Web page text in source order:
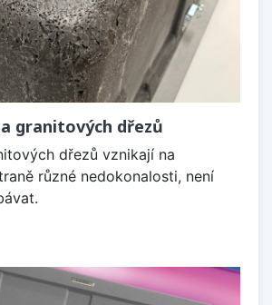
granitových dřezů
dřezů vznikají na
různé nedokonalosti, není